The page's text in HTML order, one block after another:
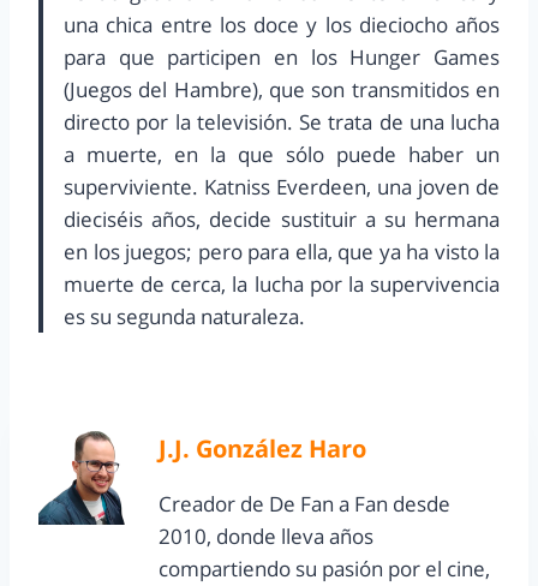
una chica entre los doce y los dieciocho años
para que participen en los Hunger Games
(Juegos del Hambre), que son transmitidos en
directo por la televisión. Se trata de una lucha
a muerte, en la que sólo puede haber un
superviviente. Katniss Everdeen, una joven de
dieciséis años, decide sustituir a su hermana
en los juegos; pero para ella, que ya ha visto la
muerte de cerca, la lucha por la supervivencia
es su segunda naturaleza.
J.J. González Haro
Creador de De Fan a Fan desde
2010, donde lleva años
compartiendo su pasión por el cine,